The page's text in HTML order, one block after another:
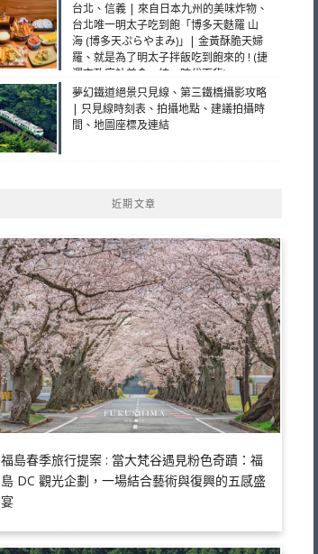
台北、信義 | 來自日本九州的美味炸物、
台北唯一明太子吃到飽「博多天麩羅 山
海 (博多天ぷらやまみ)」| 金黃酥脆天婦
羅、就是為了明太子拌飯吃到飽來的 ! (捷
運市政府站美食、統一時代百貨)
夢幻鐵道絕景只見線、第三鐵橋攝影攻略
| 只見線時刻表、拍攝地點、建議拍攝時
間、地圖座標及連結
近期文章
福島春季旅行提案 : 當大梵谷遇見粉色奇蹟：福
島 DC 觀光企劃，一場結合藝術與復興的五感盛
宴